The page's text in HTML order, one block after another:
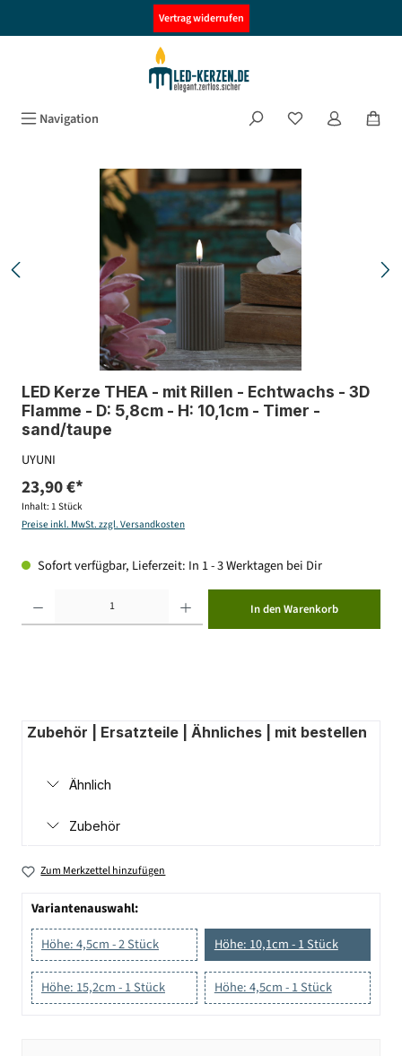
Vertrag widerrufen
Navigation
Bildergalerie überspringen
LED Kerze THEA - mit Rillen - Echtwachs - 3D
Flamme - D: 5,8cm - H: 10,1cm - Timer -
sand/taupe
UYUNI
23,90 €*
Inhalt: 1 Stück
Preise inkl. MwSt. zzgl. Versandkosten
Sofort verfügbar, Lieferzeit: In 1 - 3 Werktagen bei Dir
In den Warenkorb
Zubehör | Ersatzteile | Ähnliches | mit bestellen
Ähnlich
Zubehör
Zum Merkzettel hinzufügen
Variantenauswahl:
Höhe: 4,5cm - 2 Stück
Höhe: 10,1cm - 1 Stück
Höhe: 15,2cm - 1 Stück Höhe: 4,5cm - 1 Stück